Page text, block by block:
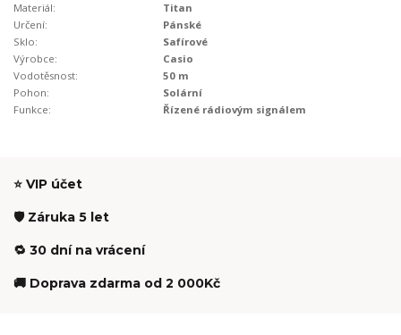
Materiál:
Titan
Určení:
Pánské
Sklo:
Safírové
Výrobce:
Casio
Vodotěsnost:
50 m
Pohon:
Solární
Funkce:
Řízené rádiovým signálem
⭐ VIP účet
🛡️ Záruka 5 let
🔁 30 dní na vrácení
🚚 Doprava zdarma od 2 000Kč